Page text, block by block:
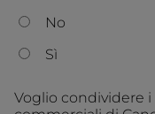
No
Sì
Voglio condividere